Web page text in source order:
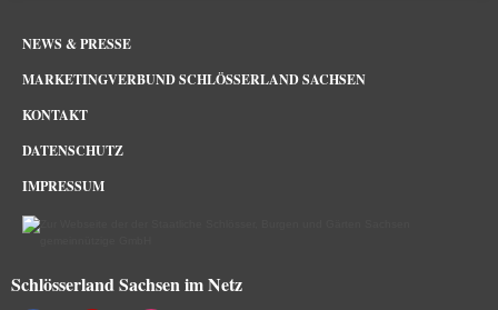
NEWS & PRESSE
MARKETINGVERBUND SCHLÖSSERLAND SACHSEN
KONTAKT
DATENSCHUTZ
IMPRESSUM
Schlösserland Sachsen im Netz